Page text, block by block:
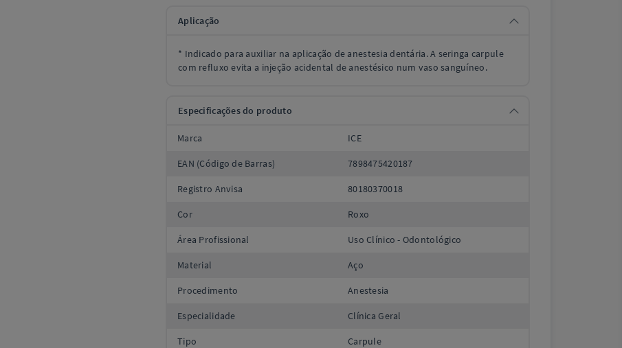
Aplicação
* Indicado para auxiliar na aplicação de anestesia dentária. A seringa carpule
com refluxo evita a injeção acidental de anestésico num vaso sanguíneo.
Especificações do produto
Marca ICE
EAN (Código de Barras) 7898475420187
Registro Anvisa 80180370018
Cor Roxo
Área Profissional Uso Clínico - Odontológico
Material Aço
Procedimento Anestesia
Especialidade Clínica Geral
Tipo Carpule